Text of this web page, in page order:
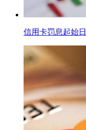
信用卡罚息起始日